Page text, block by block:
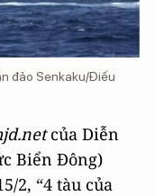
đảo Senkaku/Điếu
của Diễn
Biển Đông)
2, “4 tàu của